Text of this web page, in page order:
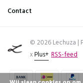
Contact
© 2026 Lechuza |
xPlus+ RSS-feed